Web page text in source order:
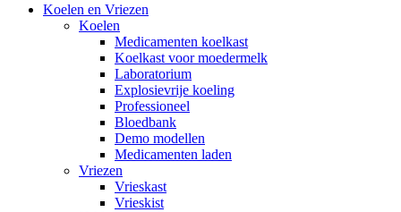
Koelen en Vriezen
Koelen
Medicamenten koelkast
Koelkast voor moedermelk
Laboratorium
Explosievrije koeling
Professioneel
Bloedbank
Demo modellen
Medicamenten laden
Vriezen
Vrieskast
Vrieskist